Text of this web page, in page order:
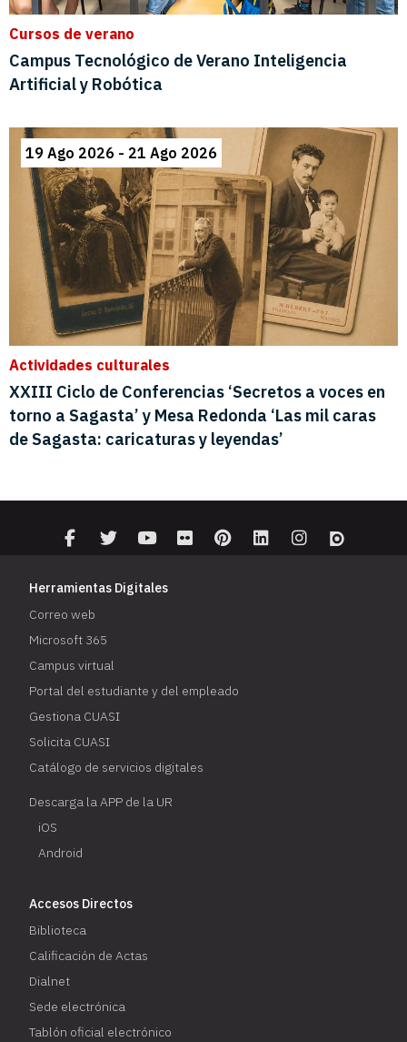
Herramientas Digitales
Correo web
Microsoft 365
Campus virtual
Portal del estudiante y del empleado
Gestiona CUASI
Solicita CUASI
Catálogo de servicios digitales
Descarga la APP de la UR
iOS
Android
Accesos Directos
Biblioteca
Calificación de Actas
Dialnet
Sede electrónica
Tablón oficial electrónico